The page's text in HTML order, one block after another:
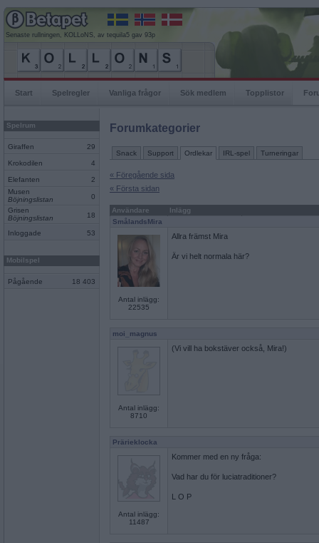
Senaste rullningen, KOLLoNS, av tequila5 gav 93p
Start Spelregler Vanliga frågor Sök medlem Topplistor
Spelrum
Giraffen 29
Krokodilen 4
Elefanten
2
Musen
Böjningslistan
0
Grisen
Böjningslistan
18
Inloggade 53
Mobilspel
Pågående 18 403
Forumkategorier
Snack Support Ordlekar IRL-spel Turneringar
« Föregående sida
« Första sidan
Användare
Inlägg
SmålandsMira
Antal inlägg:
22535
Allra främst Mira
Är vi helt normala här?
moi_magnus
Antal inlägg:
8710
(Vi vill ha bokstäver också, Mira!)
Prärieklocka
Antal inlägg:
11487
Kommer med en ny fråga:
Vad har du för luciatraditioner?
L O P